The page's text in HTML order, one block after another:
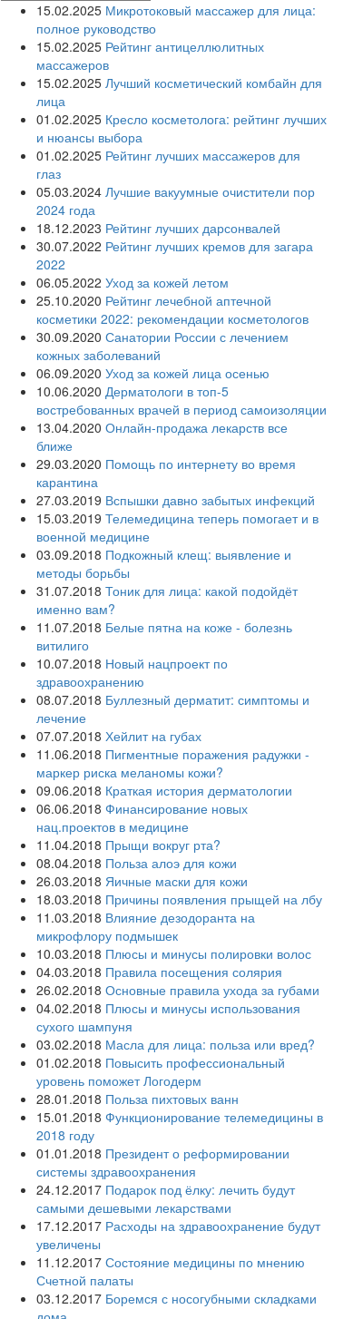
15.02.2025 Микротоковый массажер для лица:
полное руководство
15.02.2025 Рейтинг антицеллюлитных
массажеров
15.02.2025 Лучший косметический комбайн для
лица
01.02.2025 Кресло косметолога: рейтинг лучших
и нюансы выбора
01.02.2025 Рейтинг лучших массажеров для
глаз
05.03.2024 Лучшие вакуумные очистители пор
2024 года
18.12.2023 Рейтинг лучших дарсонвалей
30.07.2022 Рейтинг лучших кремов для загара
2022
06.05.2022 Уход за кожей летом
25.10.2020 Рейтинг лечебной аптечной
косметики 2022: рекомендации косметологов
30.09.2020 Санатории России с лечением
кожных заболеваний
06.09.2020 Уход за кожей лица осенью
10.06.2020 Дерматологи в топ-5
востребованных врачей в период самоизоляции
13.04.2020 Онлайн-продажа лекарств все
ближе
29.03.2020 Помощь по интернету во время
карантина
27.03.2019 Вспышки давно забытых инфекций
15.03.2019 Телемедицина теперь помогает и в
военной медицине
03.09.2018 Подкожный клещ: выявление и
методы борьбы
31.07.2018 Тоник для лица: какой подойдёт
именно вам?
11.07.2018 Белые пятна на коже - болезнь
витилиго
10.07.2018 Новый нацпроект по
здравоохранению
08.07.2018 Буллезный дерматит: симптомы и
лечение
07.07.2018 Хейлит на губах
11.06.2018 Пигментные поражения радужки -
маркер риска меланомы кожи?
09.06.2018 Краткая история дерматологии
06.06.2018 Финансирование новых
нац.проектов в медицине
11.04.2018 Прыщи вокруг рта?
08.04.2018 Польза алоэ для кожи
26.03.2018 Яичные маски для кожи
18.03.2018 Причины появления прыщей на лбу
11.03.2018 Влияние дезодоранта на
микрофлору подмышек
10.03.2018 Плюсы и минусы полировки волос
04.03.2018 Правила посещения солярия
26.02.2018 Основные правила ухода за губами
04.02.2018 Плюсы и минусы использования
сухого шампуня
03.02.2018 Масла для лица: польза или вред?
01.02.2018 Повысить профессиональный
уровень поможет Логодерм
28.01.2018 Польза пихтовых ванн
15.01.2018 Функционирование телемедицины в
2018 году
01.01.2018 Президент о реформировании
системы здравоохранения
24.12.2017 Подарок под ёлку: лечить будут
самыми дешевыми лекарствами
17.12.2017 Расходы на здравоохранение будут
увеличены
11.12.2017 Состояние медицины по мнению
Счетной палаты
03.12.2017 Боремся с носогубными складками